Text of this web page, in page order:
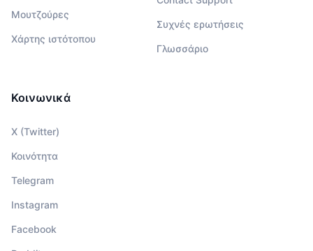
Μουτζούρες
Χάρτης ιστότοπου
Συχνές ερωτήσεις
Γλωσσάριο
Κοινωνικά
X (Twitter)
Κοινότητα
Telegram
Instagram
Facebook